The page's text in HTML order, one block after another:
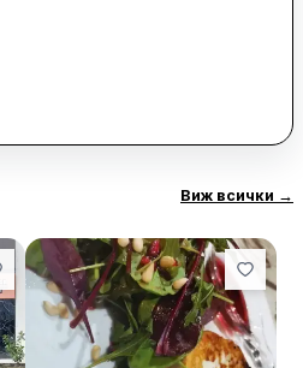
Виж всички →